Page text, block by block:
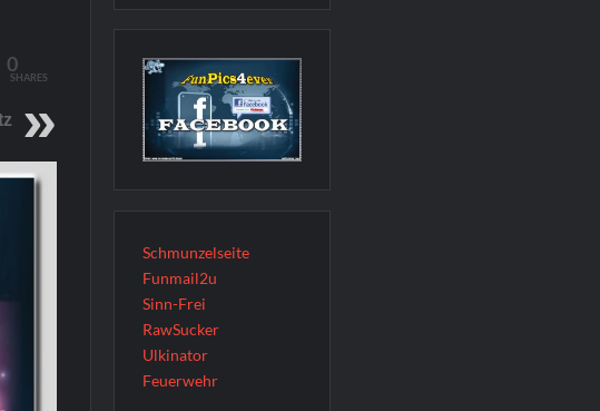
0
SHARES
Schmunzelseite
Funmail2u
Sinn-Frei
RawSucker
Ulkinator
Feuerwehr